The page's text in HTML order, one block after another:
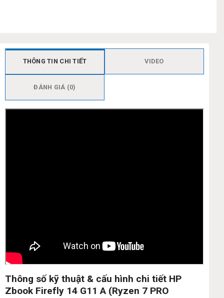
THÔNG TIN CHI TIẾT VIDEO
ĐÁNH GIÁ (0)
Thông số kỹ thuật & cấu hình chi tiết HP
Zbook Firefly 14 G11 A (Ryzen 7 PRO